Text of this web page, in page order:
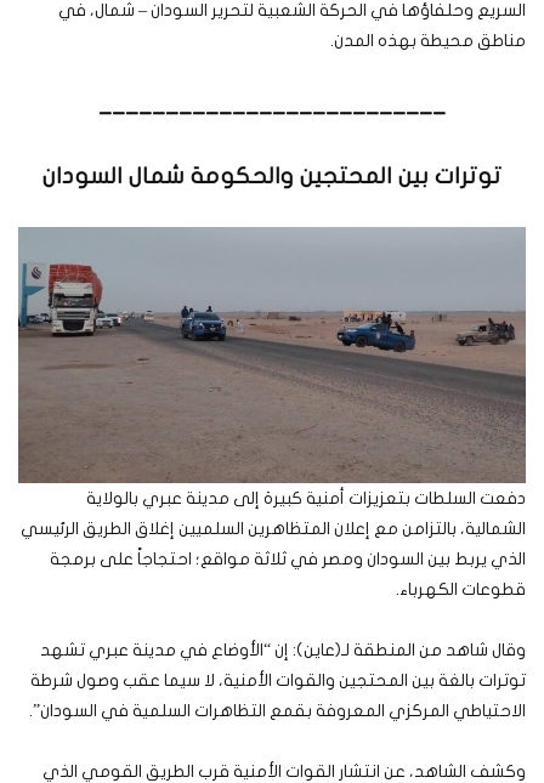
السريع وحلفاؤها في الحركة الشعبية لتحرير السودان – شمال، في
مناطق محيطة بهذه المدن.
__________________________
توترات بين المحتجين والحكومة شمال السودان
دفعت السلطات بتعزيزات أمنية كبيرة إلى مدينة عبري بالولاية
الشمالية، بالتزامن مع إعلان المتظاهرين السلميين إغلاق الطريق الرئيسي
الذي يربط بين السودان ومصر في ثلاثة مواقع؛ احتجاجاً على برمجة
قطوعات الكهرباء.
وقال شاهد من المنطقة لـ(عاين): إن “الأوضاع في مدينة عبري تشهد
توترات بالغة بين المحتجين والقوات الأمنية، لا سيما عقب وصول شرطة
الاحتياطي المركزي المعروفة بقمع التظاهرات السلمية في السودان”.
وكشف الشاهد، عن انتشار القوات الأمنية قرب الطريق القومي الذي